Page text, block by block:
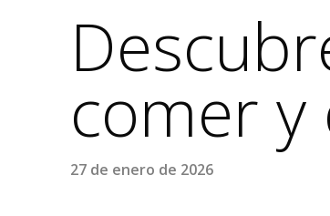
comer
27 de enero de 2026